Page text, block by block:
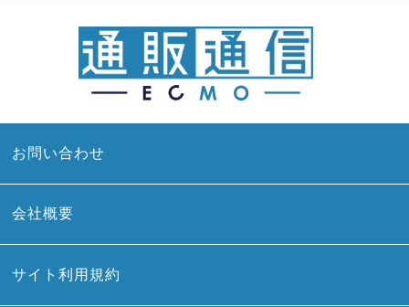
お問い合わせ
会社概要
サイト利用規約